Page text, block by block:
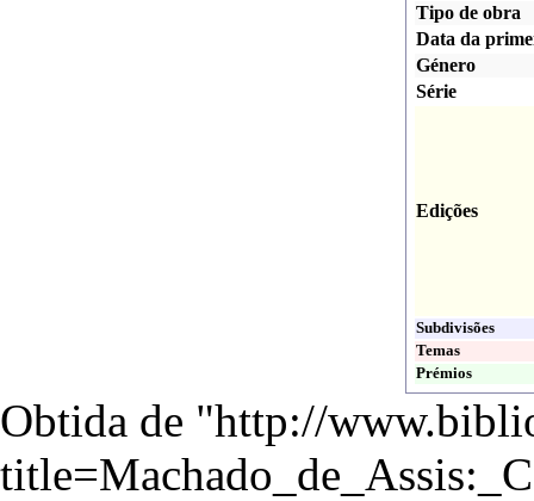
Tipo de obra
Data da
Género
Série
Edições
Subdivisões
Temas
Prémios
Obtida de "http://